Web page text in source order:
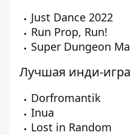
Just Dance 2022
Run Prop, Run!
Super Dungeon
Лучшая инди-игра
Dorfromantik
Inua
Lost in Random